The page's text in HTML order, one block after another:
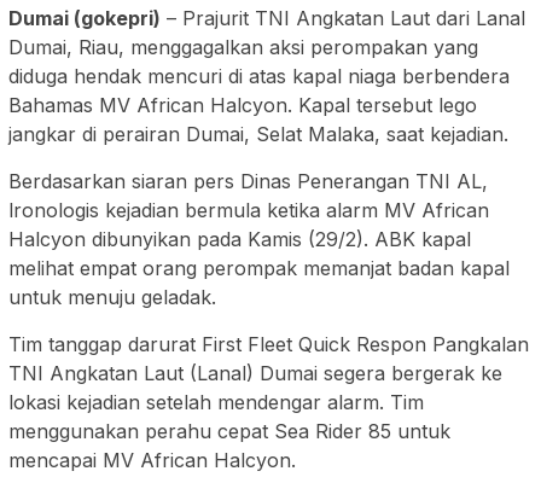
Dumai (gokepri) – Prajurit TNI Angkatan Laut dari Lanal
Dumai, Riau, menggagalkan aksi perompakan yang
diduga hendak mencuri di atas kapal niaga berbendera
Bahamas MV African Halcyon. Kapal tersebut lego
jangkar di perairan Dumai, Selat Malaka, saat kejadian.
Berdasarkan siaran pers Dinas Penerangan TNI AL,
lronologis kejadian bermula ketika alarm MV African
Halcyon dibunyikan pada Kamis (29/2). ABK kapal
melihat empat orang perompak memanjat badan kapal
untuk menuju geladak.
Tim tanggap darurat First Fleet Quick Respon Pangkalan
TNI Angkatan Laut (Lanal) Dumai segera bergerak ke
lokasi kejadian setelah mendengar alarm. Tim
menggunakan perahu cepat Sea Rider 85 untuk
mencapai MV African Halcyon.